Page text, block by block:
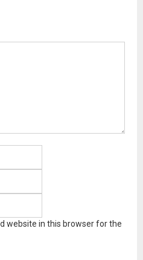
website in this browser for the